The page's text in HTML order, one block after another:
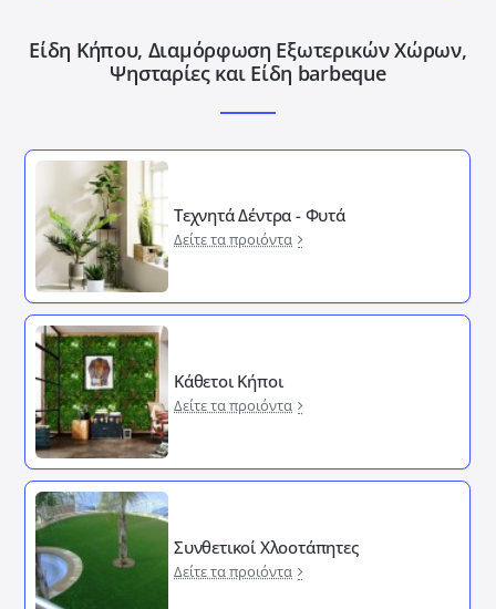
Είδη Κήπου, Διαμόρφωση Εξωτερικών Xώρων,
Ψησταρίες και Είδη barbeque
Τεχνητά Δέντρα - Φυτά
Δείτε τα προιόντα
Κάθετοι Κήποι
Δείτε τα προιόντα
Συνθετικοί Χλοοτάπητες
Δείτε τα προιόντα